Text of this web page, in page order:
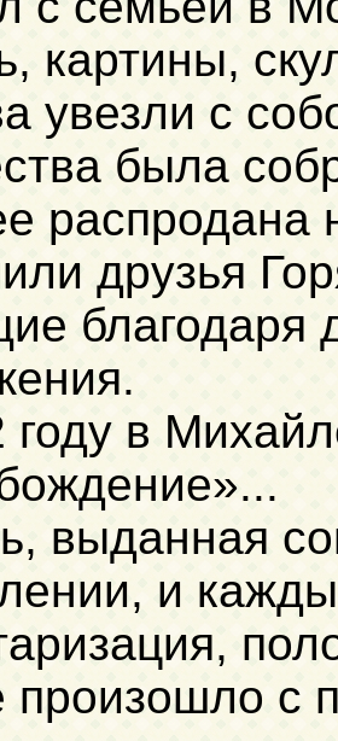
картины,
увезли с
была
распродана
друзья
благодаря
году в
выданная
и
произошло с